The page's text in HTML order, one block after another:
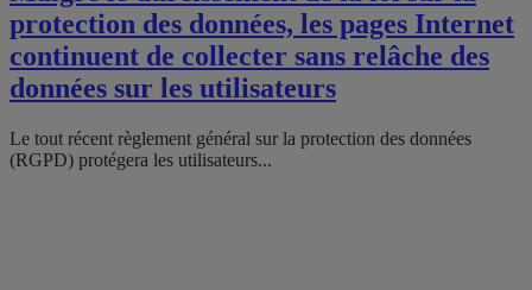
protection des données, les pages Internet
continuent de collecter sans relâche des
données sur les utilisateurs
Le tout récent règlement général sur la protection des données
(RGPD) protégera les utilisateurs...